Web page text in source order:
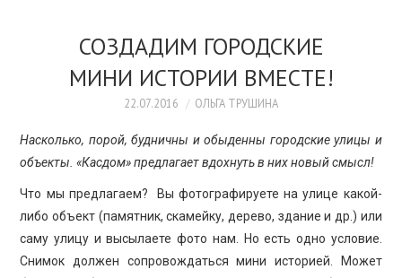
КОЛЛЕКЦИИ
КУЛЬТУРА
ОБРАЗОВАНИЕ
ПРОСВЕЩЕНИЕ
СОЗДАДИМ ГОРОДСКИЕ
МИНИ ИСТОРИИ ВМЕСТЕ!
22.07.2016 ОЛЬГА ТРУШИНА
Насколько, порой, будничны и обыденны городские улицы и
объекты. «Касдом» предлагает вдохнуть в них новый смысл!
Что мы предлагаем? Вы фотографируете на улице какой-
либо объект (памятник, скамейку, дерево, здание и др.) или
саму улицу и высылаете фото нам. Но есть одно условие.
Снимок должен сопровождаться мини историей. Может